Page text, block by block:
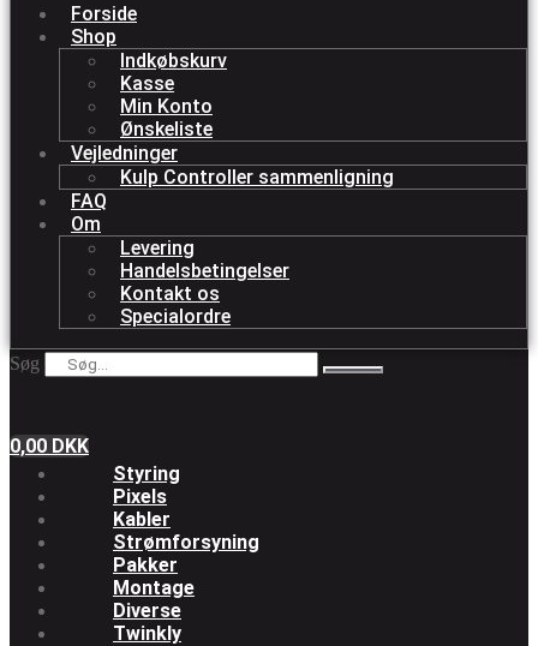
Forside
Shop
Indkøbskurv
Kasse
Min Konto
Ønskeliste
Vejledninger
Kulp Controller sammenligning
FAQ
Om
Levering
Handelsbetingelser
Kontakt os
Specialordre
Søg
0,00 DKK
Styring
Pixels
Kabler
Strømforsyning
Pakker
Montage
Diverse
Twinkly